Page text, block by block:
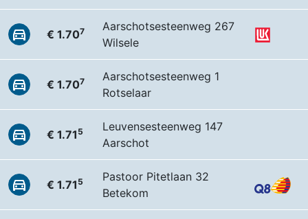
€ 1.707
Aarschotsesteenweg 267
Wilsele
€ 1.707
Aarschotsesteenweg 1
Rotselaar
€ 1.71 5
Leuvensesteenweg 147
Aarschot
€ 1.71 5
Pastoor Pitetlaan 32
Betekom